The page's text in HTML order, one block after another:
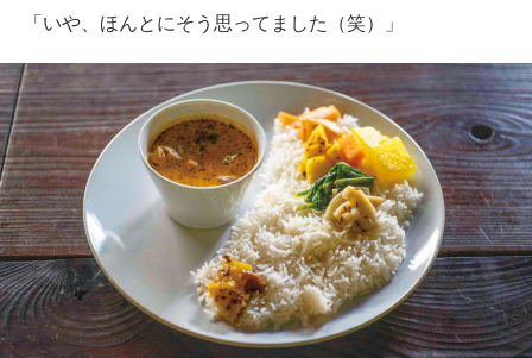
「いや、ほんとにそう思ってました（笑）」